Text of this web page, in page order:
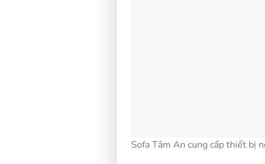
Sofa Tâm An cung cấp thiết bị